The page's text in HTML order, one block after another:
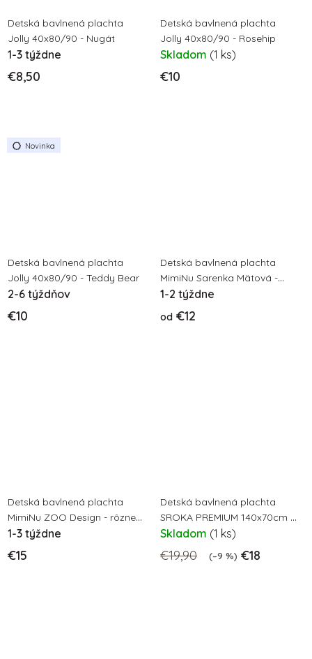
Detská bavlnená plachta
Jolly 40x80/90 - Nugát
1-3 týždne
€8,50
Detská bavlnená plachta
Jolly 40x80/90 - Rosehip
Skladom (1 ks)
€10
Novinka
Detská bavlnená plachta
Jolly 40x80/90 - Teddy Bear
2-6 týždňov
€10
Detská bavlnená plachta
MimiNu Sarenka Mätová -
Rôzne rozmery
1-2 týždne
od €12
Detská bavlnená plachta
MimiNu ZOO Design - rôzne
rozmery
1-3 týždne
€15
Detská bavlnená plachta
SROKA PREMIUM 140x70cm -
hnedá
Skladom (1 ks)
€18
€19,90 (–9 %)